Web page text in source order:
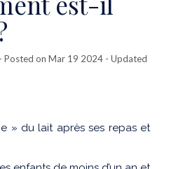
- Posted on Mar 19 2024 - Updated
» du lait après ses repas et